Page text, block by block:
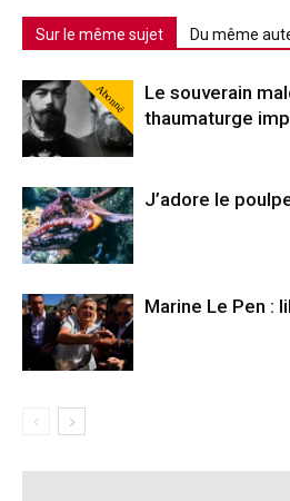
Sur le même sujet Du même
Abonné
Le souverain
thaumaturge
J’adore le
Marine Le Pen :